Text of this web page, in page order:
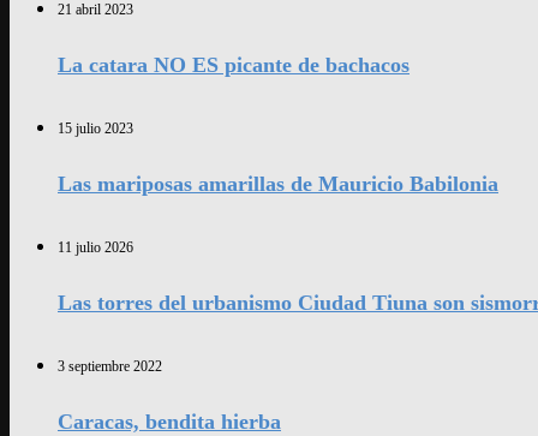
21 abril 2023
La catara NO ES picante de bachacos
15 julio 2023
Las mariposas amarillas de Mauricio Babilonia
11 julio 2026
Las torres del urbanismo Ciudad Tiuna son
3 septiembre 2022
Caracas, bendita hierba